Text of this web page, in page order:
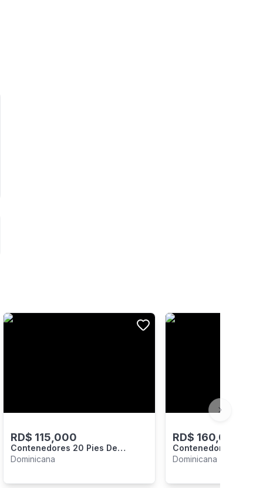
RD$ 115,000
Contenedores 20 Pies De
Oportunidad Rd$ 115.000
Dominicana
RD$ 160,000
Contenedores De 40
160,000
Dominicana
Next slide